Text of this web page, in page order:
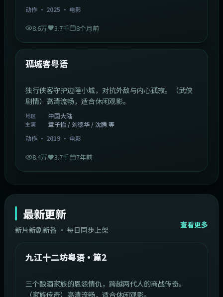
动作· 2025 · 电影
8.6万 3.7千 8个月前
热门
孤城客粤语
独行侠客守护边陲小城，对抗外敌与内心孤寂。（武侠
剧情）高清流畅，适合休闲观影。
地区 中国大陆
主演
章子怡 / 刘德华 / 沈腾 等
动作· 2019· 电影
8.4万 3.7千 7年前
最新更新
新片新剧新番 · 每日同步上架
查看更多
最新
中国大陆 1:20:26
九江十二坊粤语·篇2
三个酿酒家族的恩怨情仇，跨越两代人的商战传奇。
（家族传奇）高清流畅，适合休闲观影。